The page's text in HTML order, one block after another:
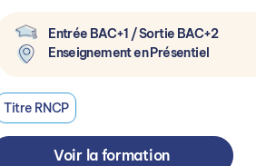
Entrée BAC+1 / Sortie BAC+2
Enseignement en Présentiel
Titre RNCP
Voir la formation